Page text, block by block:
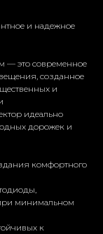
и надежное
— это современное
созданное
и
идеально
дорожек и
комфортного
минимальном
к